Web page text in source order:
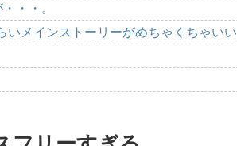
・・。
いメインストーリーがめちゃくちゃいい